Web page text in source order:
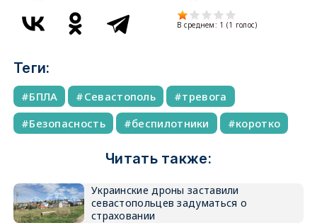
В среднем: 1 (1 голос)
Теги:
БПЛА Севастополь
тревога
Безопасность
беспилотники коротко
Читать также:
Украинские дроны заставили
севастопольцев задуматься о
страховании